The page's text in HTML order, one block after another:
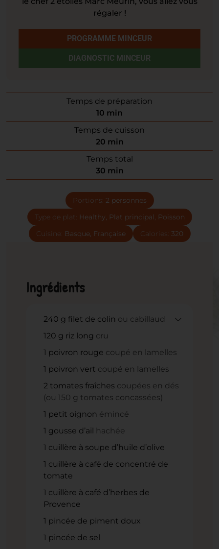
régaler !
PROGRAMME MINCEUR
DIAGNOSTIC MINCEUR
Temps de préparation
10 min
Temps de cuisson
20 min
Temps total
30 min
Portions: 2 personnes
Type de plat: Healthy, Plat principal, Poisson
Cuisine: Basque, Française Calories: 320
Ingrédients
240 g filet de colin ou cabillaud
120 g riz long cru
1 poivron rouge coupé en lamelles
1 poivron vert coupé en lamelles
2 tomates fraîches coupées en dés
(ou 150 g tomates concassées)
1 petit oignon émincé
1 gousse d’ail hachée
1 cuillère à soupe d’huile d’olive
1 cuillère à café de concentré de
tomate
1 cuillère à café d’herbes de
Provence
1 pincée de piment doux
1 pincée de sel